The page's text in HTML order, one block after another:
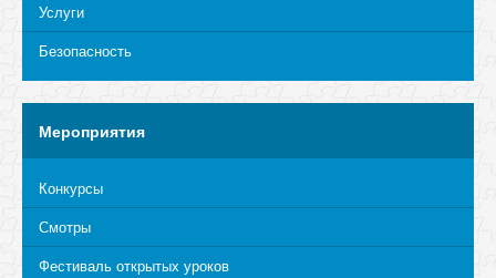
Услуги
Безопасность
Мероприятия
Конкурсы
Смотры
Фестиваль открытых уроков